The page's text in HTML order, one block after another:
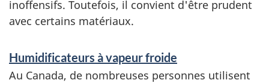
inoffensifs. Toutefois, il convient d'être prudent
avec certains matériaux.
Humidificateurs à vapeur froide
Au Canada, de nombreuses personnes utilisent